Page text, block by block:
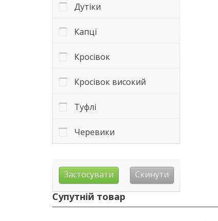
Дутіки
Капці
Кросівок
Кросівок високий
Туфлі
Черевики
Супутній товар